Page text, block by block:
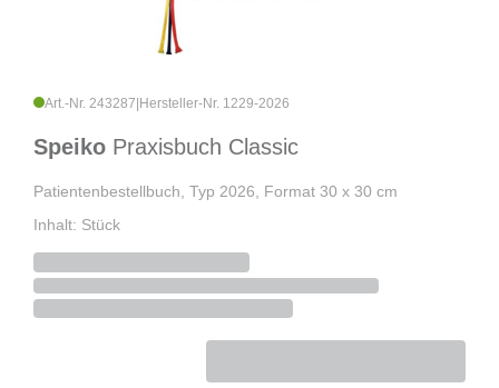
Art.-Nr. 243287 Hersteller-Nr. 1229-2026
Speiko Praxisbuch Classic
Patientenbestellbuch, Typ 2026, Format 30 x 30 cm
Inhalt: Stück